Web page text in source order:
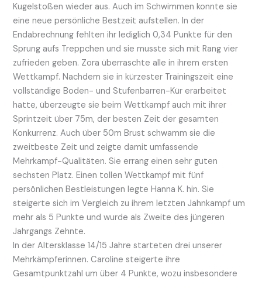
Kugelstoßen wieder aus. Auch im Schwimmen konnte sie
eine neue persönliche Bestzeit aufstellen. In der
Endabrechnung fehlten ihr lediglich 0,34 Punkte für den
Sprung aufs Treppchen und sie musste sich mit Rang vier
zufrieden geben. Zora überraschte alle in ihrem ersten
Wettkampf. Nachdem sie in kürzester Trainingszeit eine
vollständige Boden- und Stufenbarren-Kür erarbeitet
hatte, überzeugte sie beim Wettkampf auch mit ihrer
Sprintzeit über 75m, der besten Zeit der gesamten
Konkurrenz. Auch über 50m Brust schwamm sie die
zweitbeste Zeit und zeigte damit umfassende
Mehrkampf-Qualitäten. Sie errang einen sehr guten
sechsten Platz. Einen tollen Wettkampf mit fünf
persönlichen Bestleistungen legte Hanna K. hin. Sie
steigerte sich im Vergleich zu ihrem letzten Jahnkampf um
mehr als 5 Punkte und wurde als Zweite des jüngeren
Jahrgangs Zehnte.
In der Altersklasse 14/15 Jahre starteten drei unserer
Mehrkämpferinnen. Caroline steigerte ihre
Gesamtpunktzahl um über 4 Punkte, wozu insbesondere